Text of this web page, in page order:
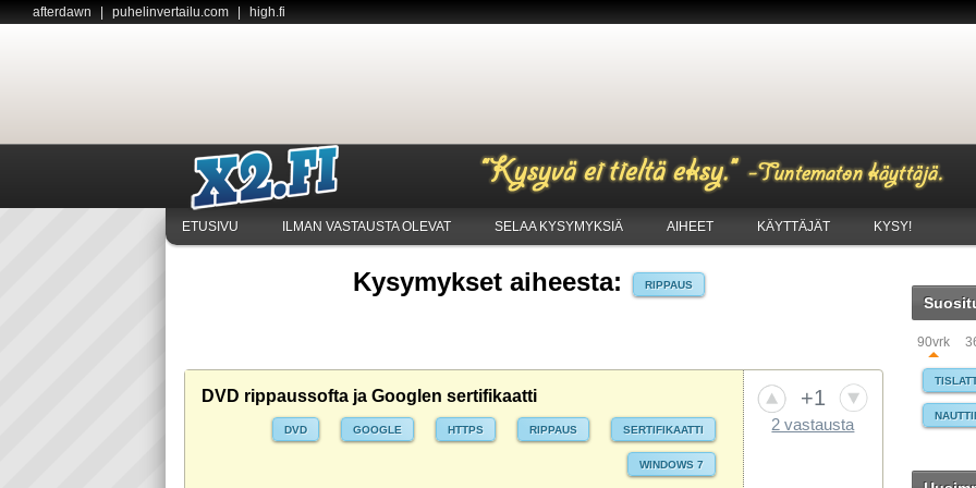
afterdawn puhelinvertailu.com high.fi
ETUSIVU ILMAN VASTAUSTA OLEVAT SELAA KYSYMYKSIÄ AIHEET KÄYTTÄJÄT KYSY!
Kysymykset aiheesta: RIPPAUS
DVD rippaussofta ja Googlen sertifikaatti
DVD GOOGLE HTTPS RIPPAUS SERTIFIKAATTI
WINDOWS 7
+1
2 vastausta
90vrk
PANKKI